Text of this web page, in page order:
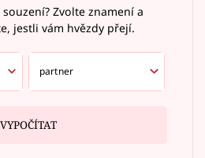
souzení? Zvolte znamení a
jestli vám hvězdy přejí.
VYPOČÍTAT